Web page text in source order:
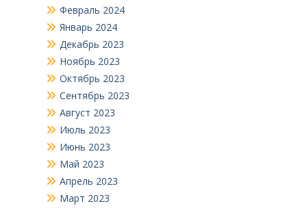
Февраль 2024
Январь 2024
Декабрь 2023
Ноябрь 2023
Октябрь 2023
Сентябрь 2023
Август 2023
Июль 2023
Июнь 2023
Май 2023
Апрель 2023
Март 2023